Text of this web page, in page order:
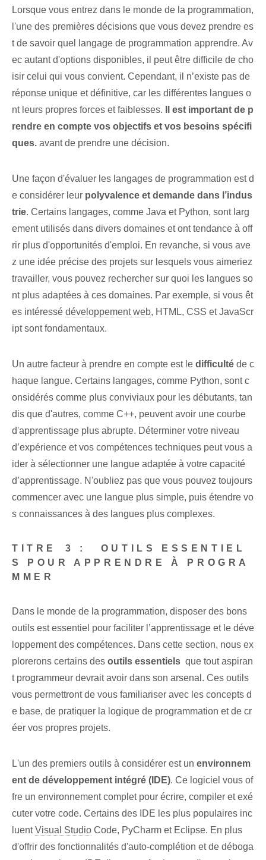
Lorsque vous entrez dans le monde de la programmation,
l'une des premières décisions que vous devez prendre es
t de savoir quel langage de programmation apprendre. Av
ec autant d'options disponibles, il peut être difficile de cho
isir celui qui vous convient. Cependant, il n’existe pas de
réponse unique et définitive, car les différentes langues o
nt leurs propres forces et faiblesses.
Il est important de p
rendre en compte vos objectifs et vos besoins spécifi
ques. avant de prendre une décision.
Une façon d'évaluer les langages de programmation est d
e considérer leur polyvalence et demande‍ dans l’indus
trie. Certains langages, comme Java et Python, sont larg
ement utilisés dans divers domaines et ont tendance à off
rir plus d'opportunités d'emploi. En revanche, si vous ave
z une idée précise des projets sur lesquels vous aimeriez
travailler, vous pouvez rechercher sur quoi les langues so
nt plus adaptées à ces domaines. Par exemple, si vous êt
es intéressé développement web, HTML, CSS et JavaScr
ipt sont fondamentaux.
Un autre facteur à prendre en compte est le difficulté de c
haque langue. Certains langages, comme Python, sont c
onsidérés comme plus conviviaux pour les débutants, tan
dis que d'autres, comme C++, peuvent avoir une courbe
d'apprentissage plus abrupte. Déterminer votre niveau
d’expérience et vos compétences techniques peut vous a
ider à sélectionner une langue adaptée à votre capacité
d’apprentissage. N'oubliez pas que vous pouvez toujours
commencer avec une langue plus simple, puis étendre vo
s connaissances à des langues plus complexes.
TITRE ⁣3 :
⁢ OUTILS ESSENTIEL
S​ POUR APPRENDRE À PROGRA
MMER
Dans le monde de la programmation, disposer des bons
outils est essentiel pour faciliter l’apprentissage et le déve
loppement des compétences. Dans cette section, nous ex
plorerons certains des outils essentiels ⁢ que tout aspiran
t programmeur⁢ devrait avoir⁤ dans son arsenal. Ces outils
vous permettront de vous familiariser avec les concepts d
e base, de pratiquer la logique de programmation et de cr
éer vos propres projets.​
L'un des premiers outils à considérer est un environnem
ent de développement intégré (IDE). Ce logiciel vous of
fre un environnement complet pour écrire, compiler et exé
cuter votre code. Certains des IDE les plus populaires inc
luentVisual Studio ​Code, ⁤PyCharm et Eclipse. En plus
d'offrir des fonctionnalités d'auto-complétion et de déboga